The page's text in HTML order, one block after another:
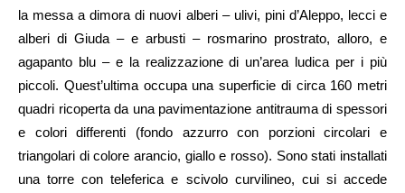
la messa a dimora di nuovi alberi – ulivi, pini d’Aleppo, lecci e
alberi di Giuda – e arbusti – rosmarino prostrato, alloro, e
agapanto blu – e la realizzazione di un’area ludica per i più
piccoli. Quest’ultima occupa una superficie di circa 160 metri
quadri ricoperta da una pavimentazione antitrauma di spessori
e colori differenti (fondo azzurro con porzioni circolari e
triangolari di colore arancio, giallo e rosso). Sono stati installati
una torre con teleferica e scivolo curvilineo, cui si accede